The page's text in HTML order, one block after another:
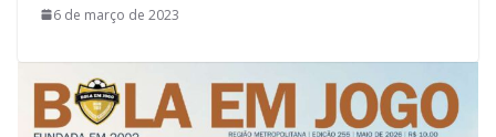
6 de março de 2023